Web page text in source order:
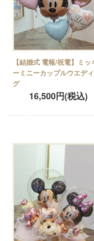
【結婚式 電報/祝電】ミッ
ーミニーカップルウエデ
グ
16,500円(税込)